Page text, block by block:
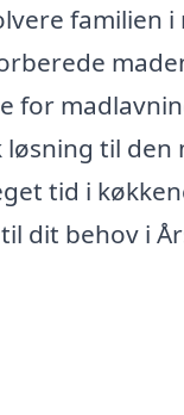
familien
for
løsning til den
tid i
dit behov i